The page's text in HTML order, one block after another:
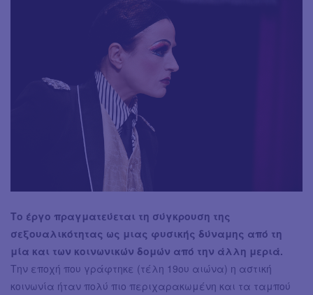
Το έργο πραγματεύεται τη σύγκρουση της
σεξουαλικότητας ως μιας φυσικής δύναμης από τη
μία και των κοινωνικών δομών από την άλλη μεριά.
Την εποχή που γράφτηκε (τέλη 19ου αιώνα) η αστική
κοινωνία ήταν πολύ πιο περιχαρακωμένη και τα ταμπού